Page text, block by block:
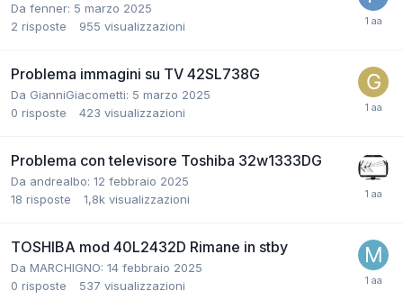
Da fenner: 5 marzo 2025
2 risposte 955 visualizzazioni
Problema immagini su TV 42SL738G
Da GianniGiacometti: 5 marzo 2025
0 risposte 423 visualizzazioni
Problema con televisore Toshiba 32w1333DG
Da andrealbo: 12 febbraio 2025
18 risposte 1,8k visualizzazioni
TOSHIBA mod 40L2432D Rimane in stby
Da MARCHIGNO: 14 febbraio 2025
0 risposte 537 visualizzazioni